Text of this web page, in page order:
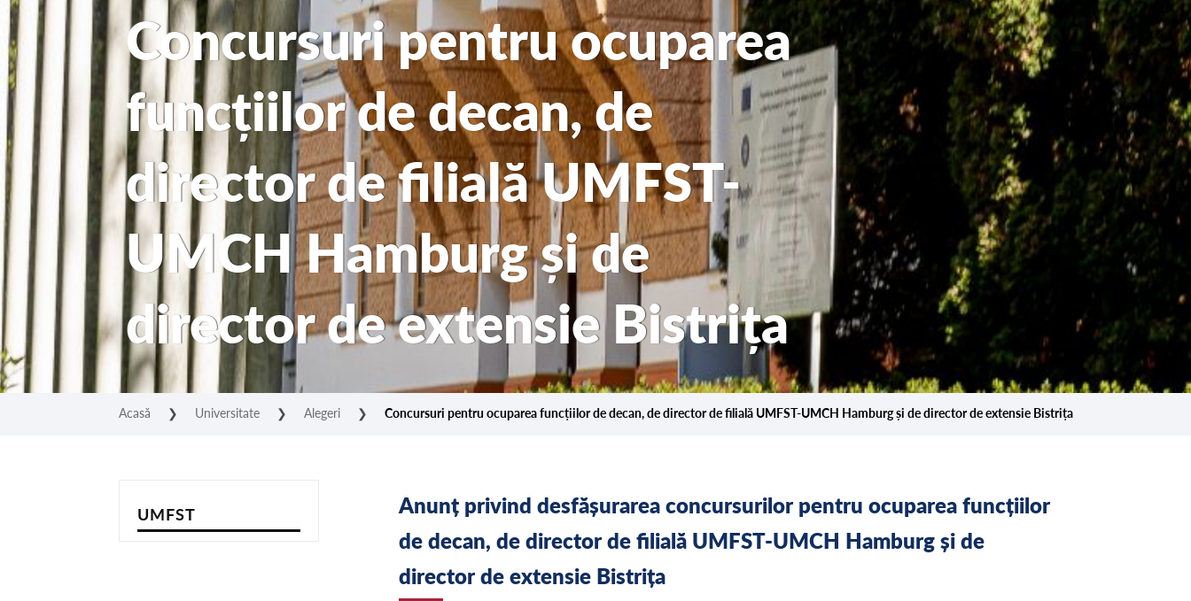
Concursuri pentru ocuparea
funcțiilor de decan, de
director de filială UMFST-
UMCH Hamburg și de
director de extensie Bistrița
Acasă ❯ Universitate ❯ Alegeri ❯ Concursuri pentru ocuparea funcțiilor de decan, de director de filială UMFST-UMCH Hamburg și de director de extensie Bistrița
UMFST
Anunț privind desfășurarea concursurilor pentru ocuparea funcțiilor
de decan, de director de filială UMFST-UMCH Hamburg și de
director de extensie Bistrița